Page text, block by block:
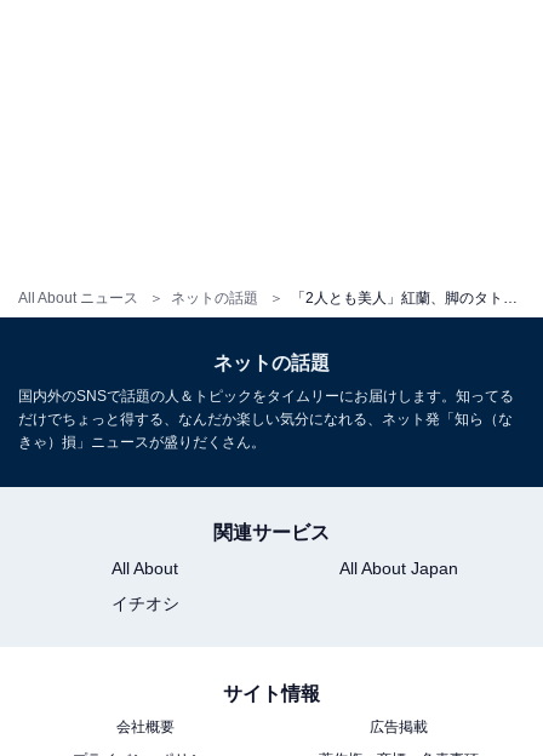
All About ニュース ネットの話題
ネットの話題
国内外のSNSで話題の人＆トピックをタイムリーにお届けします。知ってる
だけでちょっと得する、なんだか楽しい気分になれる、ネット発「知ら（な
きゃ）損」ニュースが盛りだくさん。
関連サービス
All About
All About Japan
イチオシ
サイト情報
会社概要
広告掲載